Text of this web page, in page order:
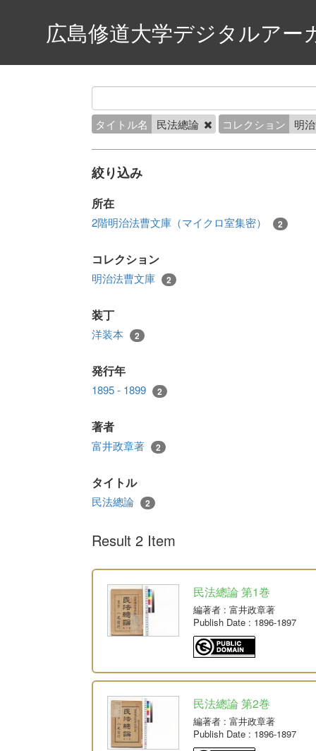
広島修道大学デジタルアー
タイトル名 民法總論 コレクション 明
絞り込み
所在
2階明治法曹文庫（マイクロ室集密） 2
コレクション
明治法曹文庫 2
装丁
洋装本 2
発行年
1895 - 1899 2
著者
富井政章著 2
タイトル
民法總論 2
Result 2 Item
民法總論 第1巻
編著者 : 富井政章著
Publish Date : 1896-1897
民法總論 第2巻
編著者 : 富井政章著
Publish Date : 1896-1897